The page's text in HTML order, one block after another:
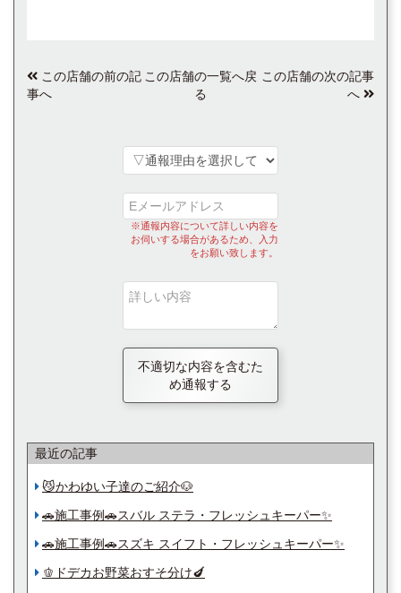
この店舗の前の記
事へ
この店舗の一覧へ戻
る
この店舗の次の記事
へ
※通報内容について詳しい内容を
お伺いする場合があるため、入力
をお願い致します。
不適切な内容を含むた
め通報する
最近の記事
😼かわゆい子達のご紹介🐶
🚗施工事例🚗スバル ステラ・フレッシュキーパー✨
🚗施工事例🚗スズキ スイフト・フレッシュキーパー✨
🫑ドデカお野菜おすそ分け🍆